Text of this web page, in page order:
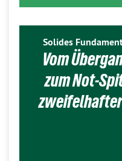
Solides
Vom
zum Not-